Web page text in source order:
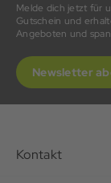
Melde dich jetzt für
Gutschein und
Angeboten und
Newsletter
Kontakt